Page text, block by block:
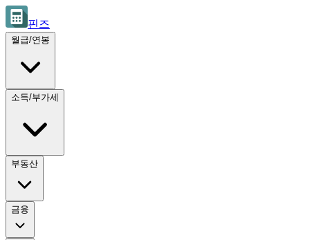
핀즈
월급/연봉
소득/부가세
부동산
금융